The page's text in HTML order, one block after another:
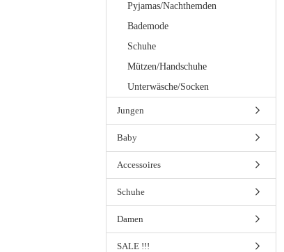
Pyjamas/Nachthemden
Bademode
Schuhe
Mützen/Handschuhe
Unterwäsche/Socken
Jungen
Baby
Accessoires
Schuhe
Damen
SALE !!!